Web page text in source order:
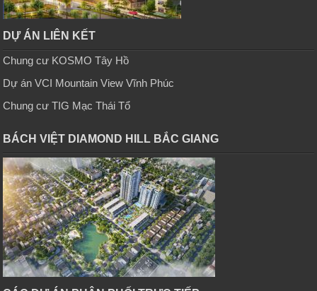
DỰ ÁN LIÊN KẾT
Chung cư KOSMO Tây Hồ
Dự án VCI Mountain View Vĩnh Phúc
Chung cư TIG Mạc Thái Tổ
BÁCH VIỆT DIAMOND HILL BẮC GIANG